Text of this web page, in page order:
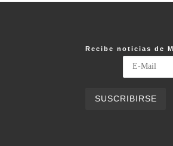
Recibe noticias de